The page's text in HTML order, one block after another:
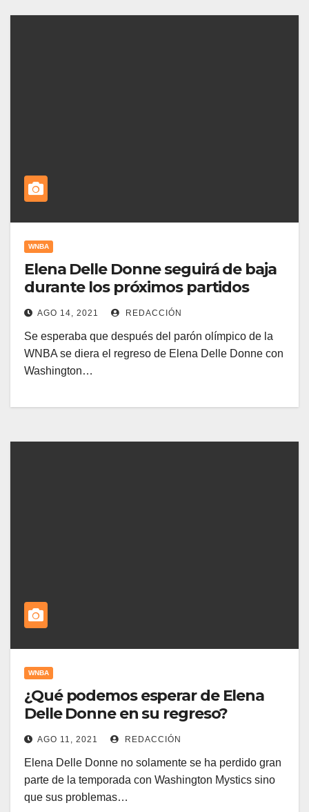
WNBA
Elena Delle Donne seguirá de baja
durante los próximos partidos
AGO 14, 2021 REDACCIÓN
Se esperaba que después del parón olímpico de la
WNBA se diera el regreso de Elena Delle Donne con
Washington…
WNBA
¿Qué podemos esperar de Elena
Delle Donne en su regreso?
AGO 11, 2021 REDACCIÓN
Elena Delle Donne no solamente se ha perdido gran
parte de la temporada con Washington Mystics sino
que sus problemas…